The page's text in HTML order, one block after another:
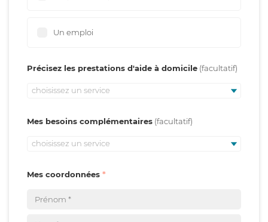
Un emploi
Précisez les prestations d'aide à domicile
choisissez un service
Mes besoins complémentaires
choisissez un service
Mes coordonnées